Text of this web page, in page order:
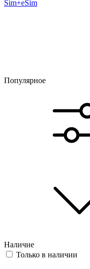
Sim+eSim
Популярное
Наличие
Только в наличии